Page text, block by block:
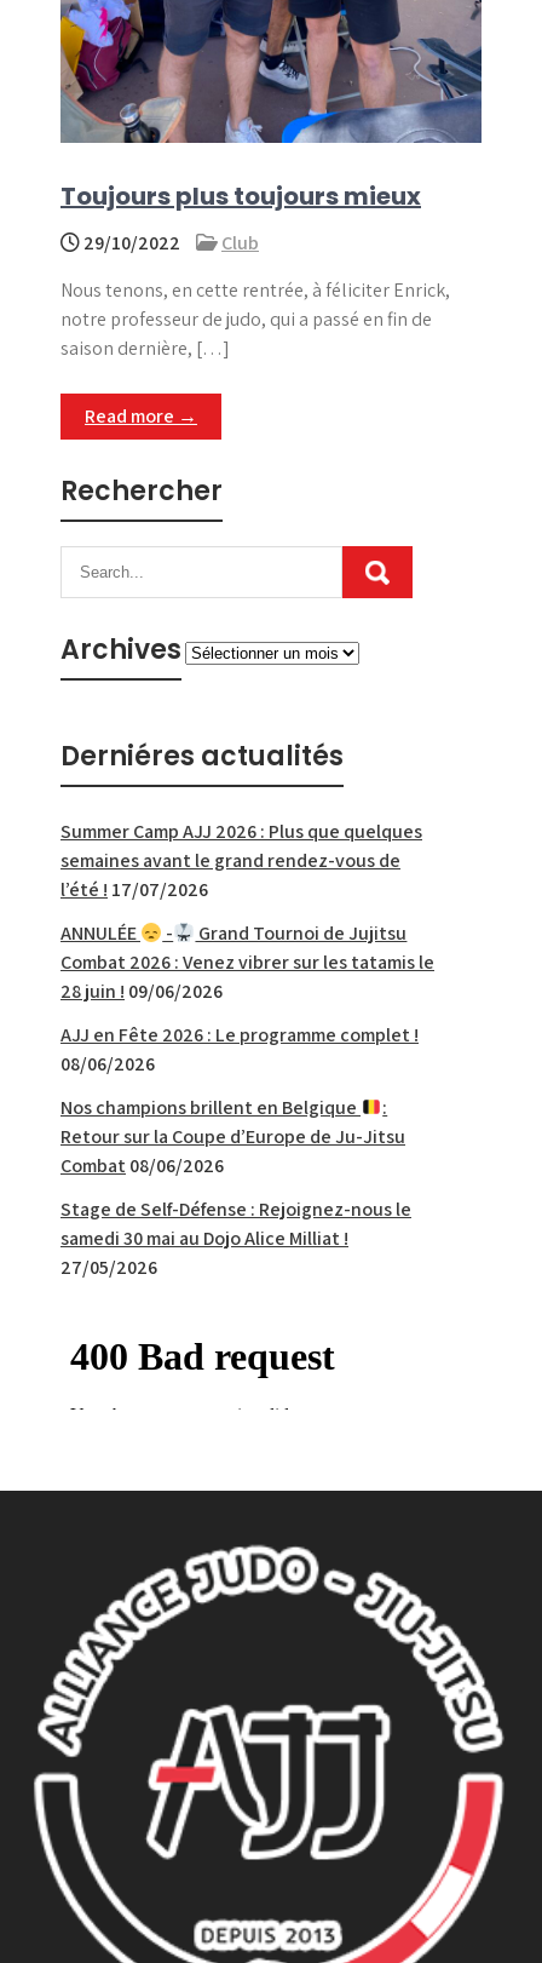
Toujours plus toujours mieux
29/10/2022
Club
Nous tenons, en cette rentrée, à féliciter Enrick,
notre professeur de judo, qui a passé en fin de
saison dernière, […]
Read more →
Rechercher
ArchivesArchives
Derniéres actualités
Summer Camp AJJ 2026 : Plus que quelques
semaines avant le grand rendez-vous de
l’été ! 17/07/2026
ANNULÉE
-
Grand Tournoi de Jujitsu
Combat 2026 : Venez vibrer sur les tatamis le
28 juin ! 09/06/2026
AJJ en Fête 2026 : Le programme complet !
08/06/2026
Nos champions brillent en Belgique
:
Retour sur la Coupe d’Europe de Ju-Jitsu
Combat 08/06/2026
Stage de Self-Défense : Rejoignez-nous le
samedi 30 mai au Dojo Alice Milliat !
27/05/2026